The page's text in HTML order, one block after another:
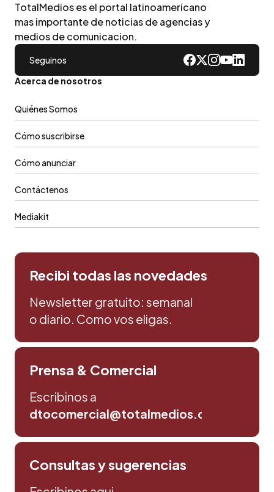
TotalMedios es el portal latinoamericano
mas importante de noticias de agencias y
medios de comunicacion.
Seguinos
Acerca de nosotros
Quiénes Somos
Cómo suscribirse
Cómo anunciar
Contáctenos
Mediakit
Recibi todas las novedades
Newsletter gratuito: semanal
o diario. Como vos eligas.
Prensa & Comercial
Escribinos a
dtocomercial@totalmedios.com
Consultas y sugerencias